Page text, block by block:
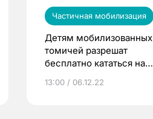
Частичная мобилизация
Детям мобилизованных
томичей разрешат
бесплатно кататься на
13:00 / 06.12.22